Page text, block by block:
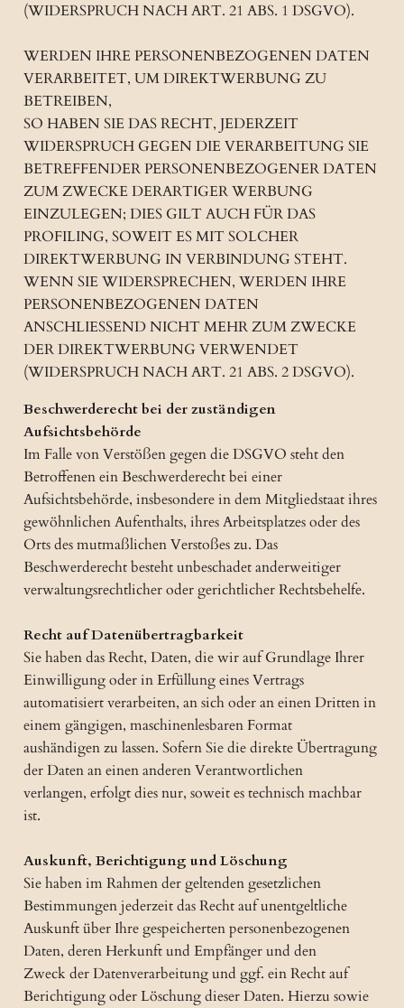
(WIDERSPRUCH NACH ART. 21 ABS. 1 DSGVO).
WERDEN IHRE PERSONENBEZOGENEN DATEN
VERARBEITET, UM DIREKTWERBUNG ZU
BETREIBEN,
SO HABEN SIE DAS RECHT, JEDERZEIT
WIDERSPRUCH GEGEN DIE VERARBEITUNG SIE
BETREFFENDER PERSONENBEZOGENER DATEN
ZUM ZWECKE DERARTIGER WERBUNG
EINZULEGEN; DIES GILT AUCH FÜR DAS
PROFILING, SOWEIT ES MIT SOLCHER
DIREKTWERBUNG IN VERBINDUNG STEHT.
WENN SIE WIDERSPRECHEN, WERDEN IHRE
PERSONENBEZOGENEN DATEN
ANSCHLIESSEND NICHT MEHR ZUM ZWECKE
DER DIREKTWERBUNG VERWENDET
(WIDERSPRUCH NACH ART. 21 ABS. 2 DSGVO).
Beschwerderecht bei der zuständigen
Aufsichtsbehörde
Im Falle von Verstößen gegen die DSGVO steht den
Betroffenen ein Beschwerderecht bei einer
Aufsichtsbehörde, insbesondere in dem Mitgliedstaat ihres
gewöhnlichen Aufenthalts, ihres Arbeitsplatzes oder des
Orts des mutmaßlichen Verstoßes zu. Das
Beschwerderecht besteht unbeschadet anderweitiger
verwaltungsrechtlicher oder gerichtlicher Rechtsbehelfe.
Recht auf Datenübertragbarkeit
Sie haben das Recht, Daten, die wir auf Grundlage Ihrer
Einwilligung oder in Erfüllung eines Vertrags
automatisiert verarbeiten, an sich oder an einen Dritten in
einem gängigen, maschinenlesbaren Format
aushändigen zu lassen. Sofern Sie die direkte Übertragung
der Daten an einen anderen Verantwortlichen
verlangen, erfolgt dies nur, soweit es technisch machbar
ist.
Auskunft, Berichtigung und Löschung
Sie haben im Rahmen der geltenden gesetzlichen
Bestimmungen jederzeit das Recht auf unentgeltliche
Auskunft über Ihre gespeicherten personenbezogenen
Daten, deren Herkunft und Empfänger und den
Zweck der Datenverarbeitung und ggf. ein Recht auf
Berichtigung oder Löschung dieser Daten. Hierzu sowie